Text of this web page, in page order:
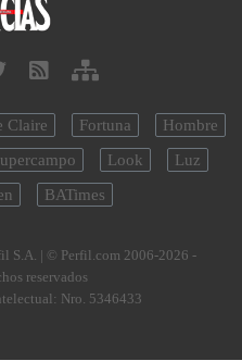
Claire Fortuna
Hombre
Look
Luz
BATimes
S.A. | © Perfil.com 2006-2026 -
reservados
Nro. 5346433